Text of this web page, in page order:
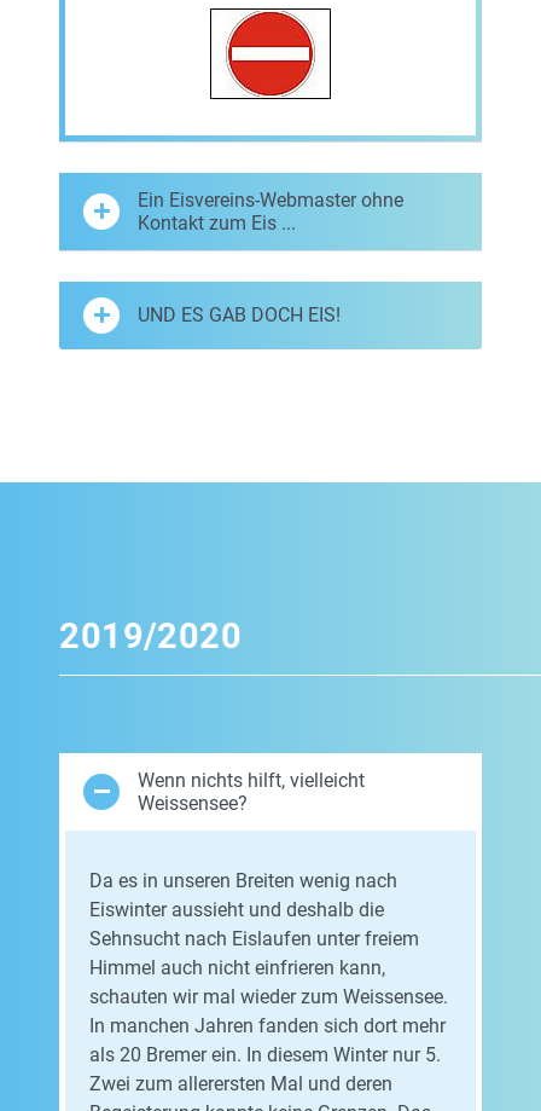
Ein Eisvereins-Webmaster ohne
Kontakt zum Eis ...
UND ES GAB DOCH EIS!
2019/2020
Wenn nichts hilft, vielleicht
Weissensee?
Da es in unseren Breiten wenig nach
Eiswinter aussieht und deshalb die
Sehnsucht nach Eislaufen unter freiem
Himmel auch nicht einfrieren kann,
schauten wir mal wieder zum Weissensee.
In manchen Jahren fanden sich dort mehr
als 20 Bremer ein. In diesem Winter nur 5.
Zwei zum allerersten Mal und deren